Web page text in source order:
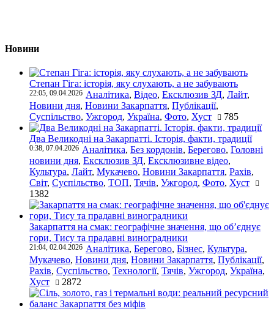
Новини
Степан Гіга: історія, яку слухають, а не забувають
22:05, 09.04.2026 Аналітика, Відео, Ексклюзив ЗД, Лайт,
Новини дня, Новини Закарпаття, Публікації,
Суспільство, Ужгород, Україна, Фото, Хуст 785
Два Великодні на Закарпатті. Історія, факти, традиції
0:38, 07.04.2026 Аналітика, Без кордонів, Берегово, Головні
новини дня, Ексклюзив ЗД, Ексклюзивне відео,
Культура, Лайт, Мукачево, Новини Закарпаття, Рахів,
Світ, Суспільство, ТОП, Тячів, Ужгород, Фото, Хуст
1382
Закарпаття на смак: географічне значення, що об’єднує
гори, Тису та прадавні виноградники
21:04, 02.04.2026 Аналітика, Берегово, Бізнес, Культура,
Мукачево, Новини дня, Новини Закарпаття, Публікації,
Рахів, Суспільство, Технології, Тячів, Ужгород, Україна,
Хуст
2872